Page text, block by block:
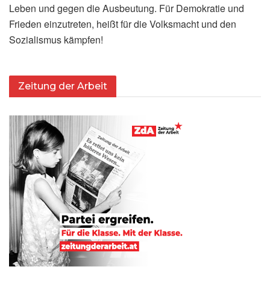
Leben und gegen die Ausbeutung. Für Demokratie und
Frieden einzutreten, heißt für die Volksmacht und den
Sozialismus kämpfen!
Zeitung der Arbeit